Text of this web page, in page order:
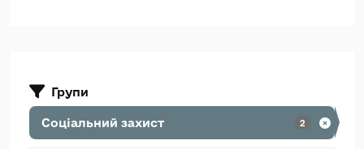
Групи
Соціальний захист 2